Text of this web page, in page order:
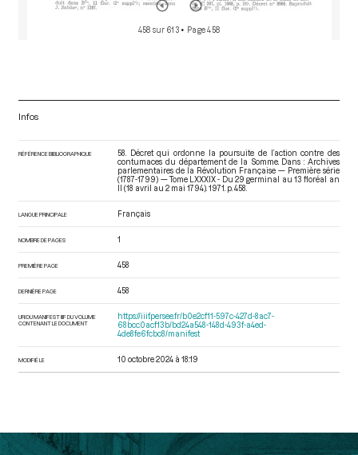
458 sur 613 • Page 458
Infos
RÉFÉRENCE BIBLIOGRAPHIQUE
58. Décret qui ordonne la poursuite de l’action contre des
contumaces du département de la Somme. Dans : Archives
parlementaires de la Révolution Française — Première série
(1787-1799) — Tome LXXXIX - Du 29 germinal au 13 floréal an
II (18 avril au 2 mai 1794) . 1971. p. 458.
LANGUE PRINCIPALE Français
NOMBRE DE PAGES 1
PREMIÈRE PAGE 458
DERNIÈRE PAGE 458
URI DU MANIFEST IIIF DU VOLUME
CONTENANT LE DOCUMENT
https://iiif.persee.fr/b0e2cf11-597c-427d-8ac7-
68bcc0acf13b/bd24a548-148d-493f-a4ed-
4de8fe6fcbc8/manifest
MODIFIÉ LE 10 octobre 2024 à 18:19